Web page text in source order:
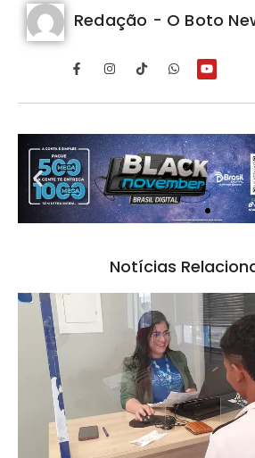
Redação - O Boto
Notícias